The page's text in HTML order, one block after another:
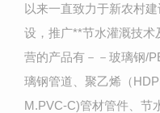
以来一直致力于新农村
设，推广**节水灌溉技术
营的产品有－－玻璃钢/
璃钢管道、聚乙烯（
M.PVC-C)管材管件、节